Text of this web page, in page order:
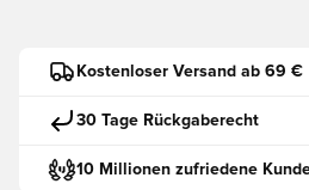
Kostenloser Versand ab 69 €
30 Tage Rückgaberecht
10 Millionen zufriedene